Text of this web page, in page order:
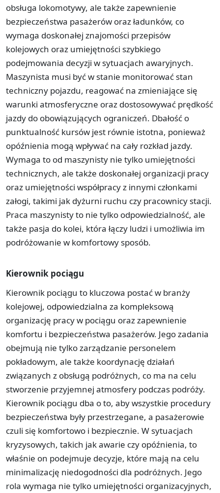
obsługa lokomotywy, ale także zapewnienie
bezpieczeństwa pasażerów oraz ładunków, co
wymaga doskonałej znajomości przepisów
kolejowych oraz umiejętności szybkiego
podejmowania decyzji w sytuacjach awaryjnych.
Maszynista musi być w stanie monitorować stan
techniczny pojazdu, reagować na zmieniające się
warunki atmosferyczne oraz dostosowywać prędkość
jazdy do obowiązujących ograniczeń. Dbałość o
punktualność kursów jest równie istotna, ponieważ
opóźnienia mogą wpływać na cały rozkład jazdy.
Wymaga to od maszynisty nie tylko umiejętności
technicznych, ale także doskonałej organizacji pracy
oraz umiejętności współpracy z innymi członkami
załogi, takimi jak dyżurni ruchu czy pracownicy stacji.
Praca maszynisty to nie tylko odpowiedzialność, ale
także pasja do kolei, która łączy ludzi i umożliwia im
podróżowanie w komfortowy sposób.
Kierownik pociągu
Kierownik pociągu to kluczowa postać w branży
kolejowej, odpowiedzialna za kompleksową
organizację pracy w pociągu oraz zapewnienie
komfortu i bezpieczeństwa pasażerów. Jego zadania
obejmują nie tylko zarządzanie personelem
pokładowym, ale także koordynację działań
związanych z obsługą podróżnych, co ma na celu
stworzenie przyjemnej atmosfery podczas podróży.
Kierownik pociągu dba o to, aby wszystkie procedury
bezpieczeństwa były przestrzegane, a pasażerowie
czuli się komfortowo i bezpiecznie. W sytuacjach
kryzysowych, takich jak awarie czy opóźnienia, to
właśnie on podejmuje decyzje, które mają na celu
minimalizację niedogodności dla podróżnych. Jego
rola wymaga nie tylko umiejętności organizacyjnych,